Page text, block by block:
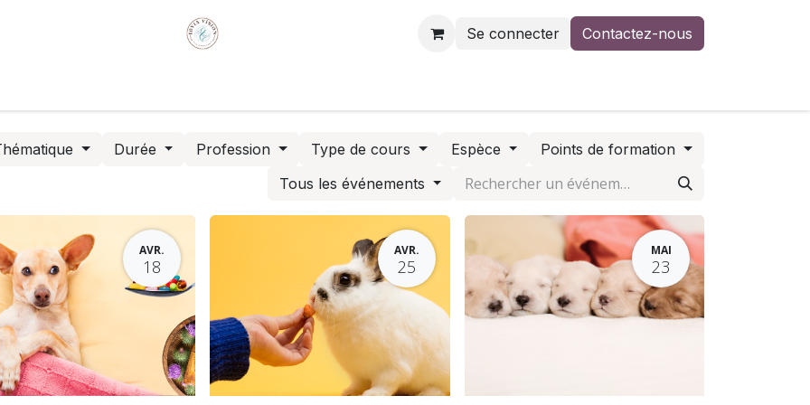
Se connecter Contactez-nous
Durée Profession Type de cours Espèce
Points de formation
Tous les événements
AVR.
18
AVR.
25
MAI
23